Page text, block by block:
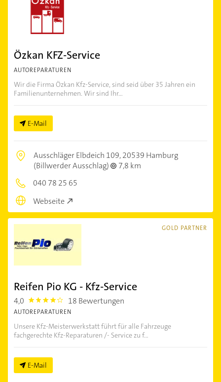
Özkan KFZ-Service
AUTOREPARATUREN
Wir die Firma Özkan Kfz-Service, sind seid über 35 Jahren ein
Familienunternehmen. Wir sind Ihr...
E-Mail
Ausschläger Elbdeich 109,20539 Hamburg
(Billwerder Ausschlag)
7,8 km
040 78 25 65
Webseite
GOLD PARTNER
Reifen Pio KG - Kfz-Service
4,0 4.0 18 Bewertungen
AUTOREPARATUREN
Unsere Kfz-Meisterwerkstatt führt für alle Fahrzeuge
fachgerechte Kfz-Reparaturen /- Service zu f...
E-Mail